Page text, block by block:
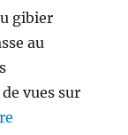
gibier
au
vues sur